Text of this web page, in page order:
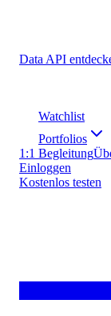
Data API
Watchlist
Portfolios
1:1 Begleitung
Einloggen
Kostenlos testen